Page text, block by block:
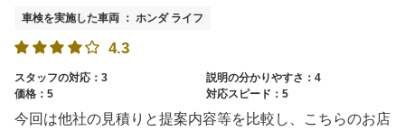
車検を実施した車両 ： ホンダ ライフ
4.3
スタッフの対応：3
説明の分かりやすさ：4
価格：5
対応スピード：5
今回は他社の見積りと提案内容等を比較し、こちらのお店